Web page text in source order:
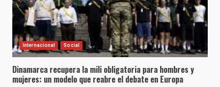
Internacional Social
Dinamarca recupera la mili obligatoria para hombres y
mujeres: un modelo que reabre el debate en Europa